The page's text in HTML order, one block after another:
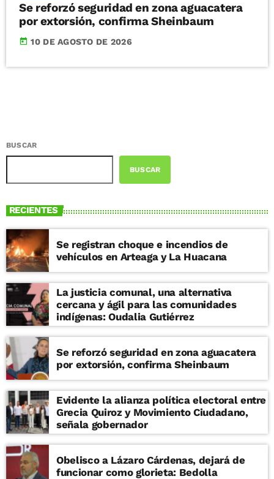
Se reforzó seguridad en zona aguacatera
por extorsión, confirma Sheinbaum
today 10 DE AGOSTO DE 2026
BUSCAR
BUSCAR
RECIENTES
Se registran choque e incendios de
vehículos en Arteaga y La Huacana
La justicia comunal, una alternativa
cercana y ágil para las comunidades
indígenas: Oudalia Gutiérrez
Se reforzó seguridad en zona aguacatera
por extorsión, confirma Sheinbaum
Evidente la alianza política electoral entre
Grecia Quiroz y Movimiento Ciudadano,
señala gobernador
Obelisco a Lázaro Cárdenas, dejará de
funcionar como glorieta: Bedolla